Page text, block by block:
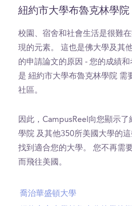
of
18
seconds
紐約市大學布魯克林學院
校園、宿舍和社會生活是很難
現的元素。 這也是佛大學及其
的申請論文的原因 - 您的成績
是 紐約市大學布魯克林學院 需
社區。
因此，CampusReel向您顯示
學院 及其他350所美國大學的
找到適合您的大學。 您不再需
而飛往美國。
喬治華盛頓大學